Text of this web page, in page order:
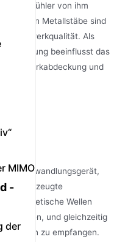
MIMO
-
der
wie Fühler von ihm
Metallstäbe sind
Netzwerkqualität. Als
beeinflusst das
Netzwerkabdeckung und
erzeugte
Wellen
werden, und gleichzeitig
zu empfangen.